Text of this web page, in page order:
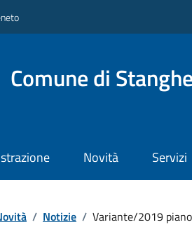
Comune di
Novità Servizi
/ Notizie / Variante/2019